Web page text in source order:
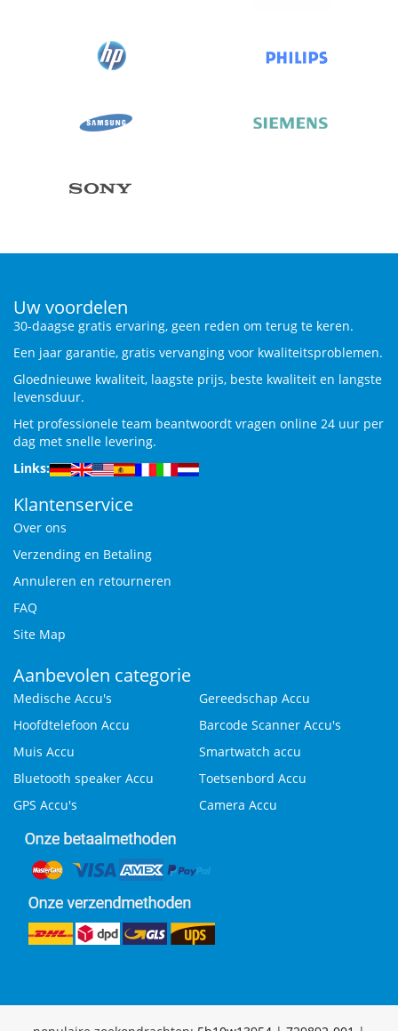
Uw voordelen
30-daagse gratis ervaring, geen reden om terug te keren.
Een jaar garantie, gratis vervanging voor kwaliteitsproblemen.
Gloednieuwe kwaliteit, laagste prijs, beste kwaliteit en langste
levensduur.
Het professionele team beantwoordt vragen online 24 uur per
dag met snelle levering.
Links:
Klantenservice
Over ons
Verzending en Betaling
Annuleren en retourneren
FAQ
Site Map
Aanbevolen categorie
Medische Accu's
Gereedschap Accu
Hoofdtelefoon Accu
Barcode Scanner Accu's
Muis Accu
Smartwatch accu
Bluetooth speaker Accu
Toetsenbord Accu
GPS Accu's
Camera Accu